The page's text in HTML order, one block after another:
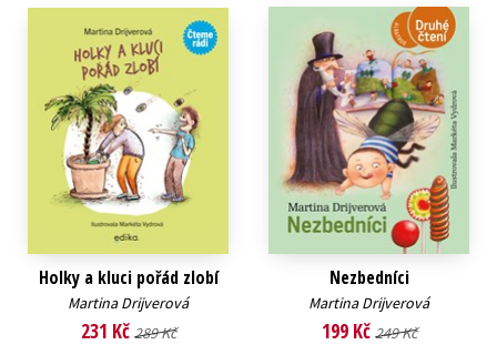
Kateřina Andrlová,
Zuzana Šestáková,
Jarmila Unzeitigová
Dědková,
Petra Soukupová,
Peter Stoličný, Jan Sviták,
Šárka Kadlečíková,
Společnost pro ranou, z.s.,
statutární orgán Němcová
Karla,
Dominik Landsman
Holky a kluci pořád zlobí
Martina Drijverová
231 Kč 289 Kč
Nezbedníci
Martina Drijverová
199 Kč 249 Kč